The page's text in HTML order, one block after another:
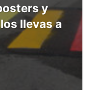
y
llevas a